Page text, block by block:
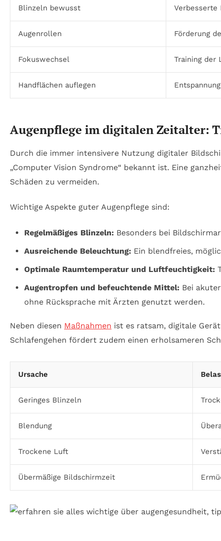
Blinzeln bewusst Verbesserte
Augenrollen Förderung
Fokuswechsel Training der
Handflächen auflegen
Augenpflege im digitalen Zeitalter:
Durch die immer intensivere Nutzung digitaler
„Computer Vision Syndrome“ bekannt ist. Eine
Schäden zu vermeiden.
Wichtige Aspekte guter Augenpflege sind:
Regelmäßiges Blinzeln: Besonders bei
Ausreichende Beleuchtung: Ein blendfreies,
Optimale Raumtemperatur und Luftfeuchtigkeit:
Augentropfen und befeuchtende Mittel: Bei
ohne Rücksprache mit Ärzten genutzt werden.
Neben diesen Maßnahmen ist es ratsam, digitale
Schlafengehen fördert zudem einen erholsameren
Ursache
Geringes Blinzeln
Blendung
Trockene Luft
Übermäßige Bildschirmzeit